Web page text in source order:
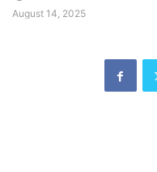
August 14, 2025